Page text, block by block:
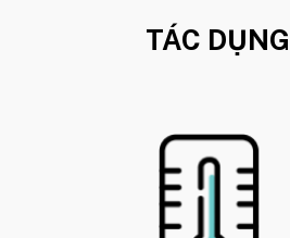
được thực
Thành
TÁC DỤNG